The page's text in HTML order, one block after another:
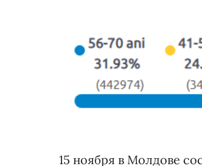
15 ноября в Молдове